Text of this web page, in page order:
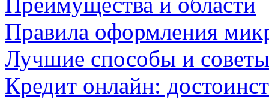
Правила оформления
Лучшие способы и советы
Кредит онлайн: